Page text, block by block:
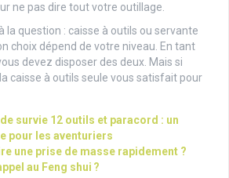
ne pas dire tout votre outillage.
la question : caisse à outils ou servante
choix dépend de votre niveau. En tant
devez disposer des deux. Mais si
caisse à outils seule vous satisfait pour
survie 12 outils et paracord : un
pour les aventuriers
une prise de masse rapidement ?
au Feng shui ?